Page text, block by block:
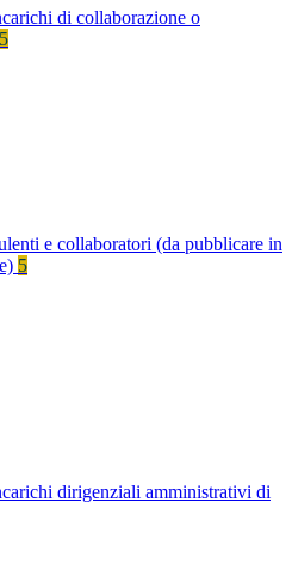
di collaborazione o
5
e collaboratori (da pubblicare in
5
dirigenziali amministrativi di